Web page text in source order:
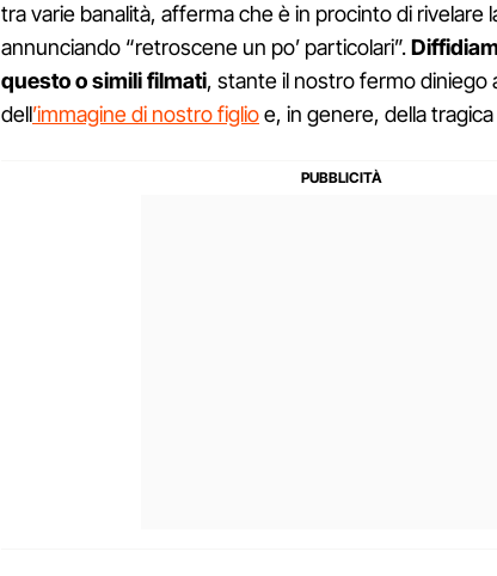
tra varie banalità, afferma che è in procinto di rivelare
annunciando “retroscene un po’ particolari”.
questo o simili filmati, stante il nostro fermo diniego
dell’immagine di nostro figlioe, in genere, della